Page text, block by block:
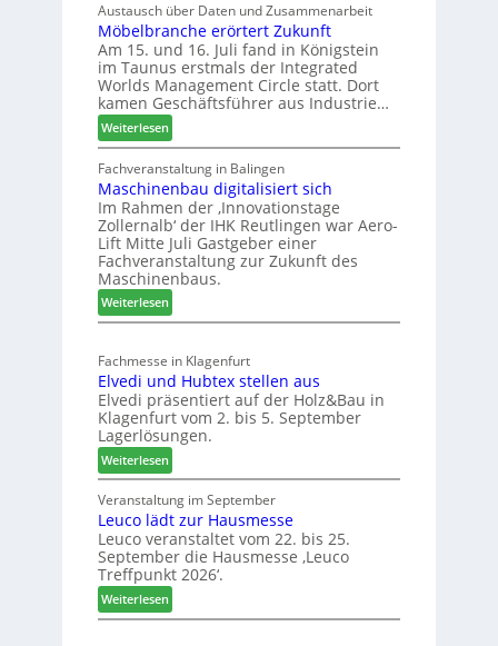
h
t
T
o
n
e
n
f
f
n
e
t
L
o
g
i
s
t
i
k
b
e
r
h
g
e
r
:
S
t
a
b
i
l
e
s
G
e
s
c
t
s
j
a
h
Austausch über Daten und Zusammenarbeit
Möbelbranche erörtert Zukunft
Am 15. und 16. Juli fand in Königstein
im Taunus erstmals der Integrated
Worlds Management Circle statt. Dort
kamen Geschäftsführer aus Industrie…
Weiterlesen:
M
ö
b
e
l
b
r
a
n
c
e
e
r
ö
r
t
e
r
t
Z
u
k
u
n
Fachveranstaltung in Balingen
Maschinenbau digitalisiert sich
Im Rahmen der ‚Innovationstage
Zollernalb‘ der IHK Reutlingen war Aero-
Lift Mitte Juli Gastgeber einer
Fachveranstaltung zur Zukunft des
Maschinenbaus.
Weiterlesen:
M
s
c
h
i
n
e
n
b
a
u
d
i
g
i
Fachmesse in Klagenfurt
Elvedi und Hubtex stellen aus
Elvedi präsentiert auf der Holz&Bau in
Klagenfurt vom 2. bis 5. September
Lagerlösungen.
Weiterlesen:
E
l
v
e
d
i
u
n
Veranstaltung im September
Leuco lädt zur Hausmesse
Leuco veranstaltet vom 22. bis 25.
September die Hausmesse ‚Leuco
Treffpunkt 2026‘.
Weiterlesen:
L